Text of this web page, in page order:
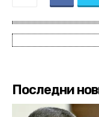
Последни